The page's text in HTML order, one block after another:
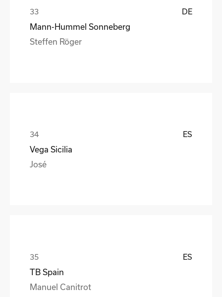
DE
Mann-Hummel Sonneberg
Steffen Röger
ES
Vega Sicilia
José
ES
TB Spain
Manuel Canitrot